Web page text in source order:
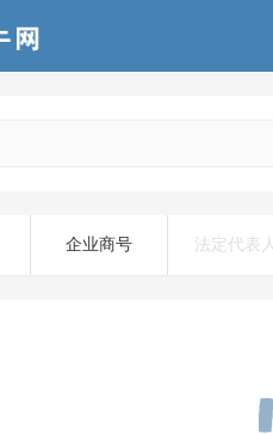
企业商号 法定代表